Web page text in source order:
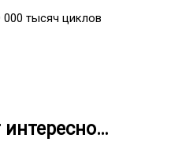
000 тысяч циклов